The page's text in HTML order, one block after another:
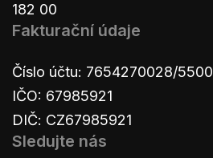
182 00
Fakturační údaje
Číslo účtu: 7654270028/5500
IČO: 67985921
DIČ: CZ67985921
Sledujte nás